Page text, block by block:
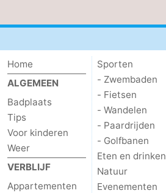
Home
ALGEMEEN
Badplaats
Tips
Voor kinderen
Weer
VERBLIJF
Appartementen
Sporten
- Zwembaden
- Fietsen
- Wandelen
- Paardrijden
- Golfbanen
Eten en drinken
Natuur
Evenementen